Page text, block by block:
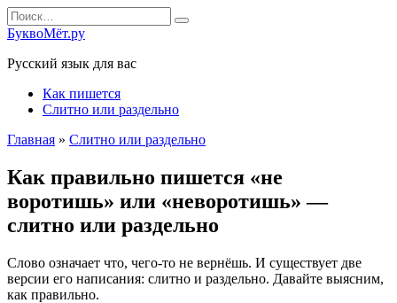
Перейти
к
содержанию
Search
for:
БуквоМёт.ру
Русский язык для вас
Как пишется
Слитно или раздельно
Главная » Слитно или раздельно
Как правильно пишется «не
воротишь» или «неворотишь» —
слитно или раздельно
Слово означает что, чего-то не вернёшь. И существует две
версии его написания: слитно и раздельно. Давайте выясним,
как правильно.